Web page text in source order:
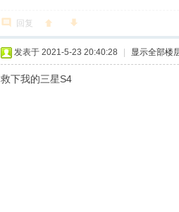
回复
发表于 2021-5-23 20:40:28 显示全部楼
救下我的三星S4